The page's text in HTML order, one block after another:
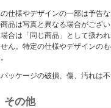
仕様やデザインの一部は予告
品は写真と異なる場合がござ
場合は「同じ商品」として扱わ
せん。特定の仕様やデザインの
ッケージの破損、傷、汚れは不
その他